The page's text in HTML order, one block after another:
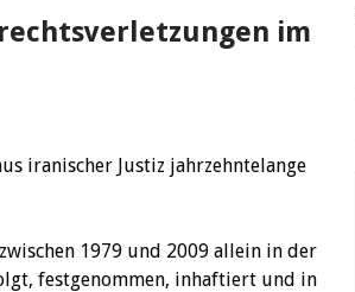
im
iranischer Justiz jahrzehntelange
1979 und 2009 allein in der
festgenommen, inhaftiert und in